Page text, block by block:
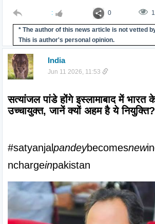
: 0
* The author of this news article is not vetted
This is author's personal opinion.
India
Jun 11 2026, 11:53
सत्यांजल पांडे होंगे इस्लामाबाद में भारत
उच्चायुक्त, जानें क्यों अहम है ये नियुक्ति?
#satyanjalpandeybecomesnew
nchargeinpakistan